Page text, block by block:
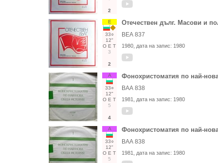
2
Е
33○
12"
О Е Т
3
2
Отечествен дълг. Масови и
ВЕА 837
1980 , дата на запис: 1980
А
33○
12"
О Е Т
5
4
Фонохристоматия по най-
ВАА 838
1981 , дата на запис: 1980
А
33○
12"
О Е Т
5
Фонохристоматия по най-
ВАА 838
1981 , дата на запис: 1980